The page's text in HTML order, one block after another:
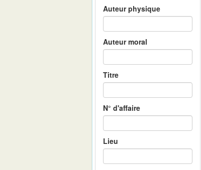
Auteur physique
Auteur moral
Titre
N° d'affaire
Lieu